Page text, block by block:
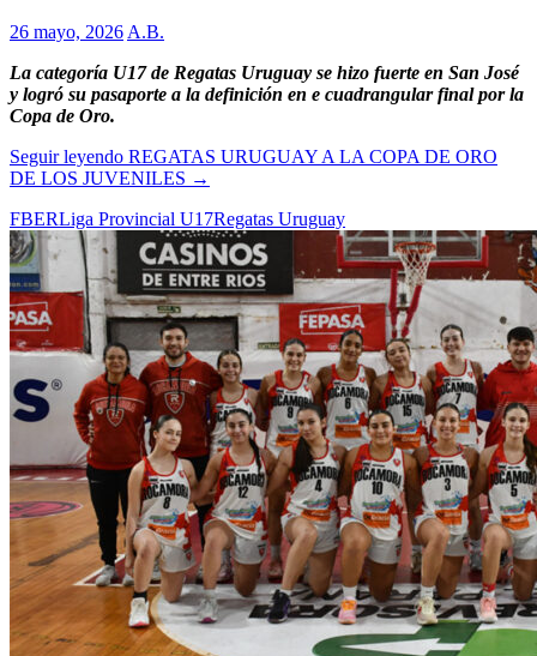
26 mayo, 2026 A.B.
La categoría U17 de Regatas Uruguay se hizo fuerte en San José
y logró su pasaporte a la definición en e cuadrangular final por la
Copa de Oro.
Seguir leyendo REGATAS URUGUAY A LA COPA DE ORO
DE LOS JUVENILES →
FBERLiga Provincial U17Regatas Uruguay